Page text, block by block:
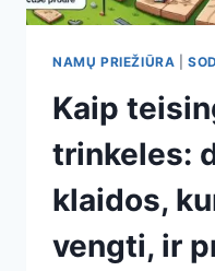
NAMŲ PRIEŽIŪRA |
Kaip
trinkeles:
klaidos,
vengti, ir